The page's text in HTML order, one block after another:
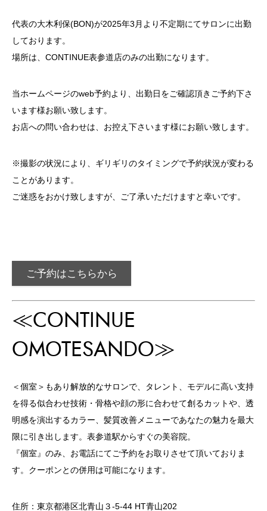
代表の大木利保(BON)が2025年3月より不定期にてサロンに出勤
しております。
場所は、CONTINUE表参道店のみの出勤になります。
当ホームページのweb予約より、出勤日をご確認頂きご予約下さ
います様お願い致します。
お店への問い合わせは、お控え下さいます様にお願い致します。
※撮影の状況により、ギリギリのタイミングで予約状況が変わる
ことがあります。
ご迷惑をおかけ致しますが、ご了承いただけますと幸いです。
ご予約はこちらから
≪CONTINUE
OMOTESANDO≫
＜個室＞もあり解放的なサロンで、タレント、モデルに高い支持
を得る似合わせ技術・骨格や顔の形に合わせて創るカットや、透
明感を演出するカラー、髪質改善メニューであなたの魅力を最大
限に引き出します。表参道駅からすぐの美容院。
『個室』のみ、お電話にてご予約をお取りさせて頂いておりま
す。クーポンとの併用は可能になります。
住所：東京都港区北青山３-5-44 HT青山202